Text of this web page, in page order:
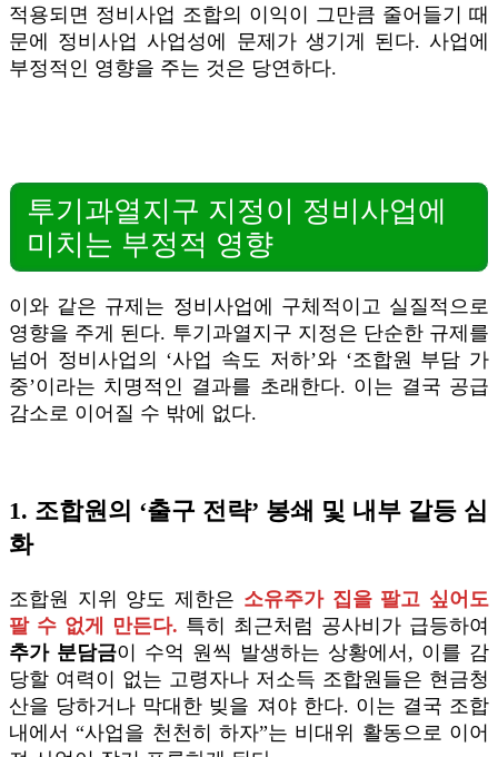
적용되면 정비사업 조합의 이익이 그만큼 줄어들기 때
문에 정비사업 사업성에 문제가 생기게 된다. 사업에
부정적인 영향을 주는 것은 당연하다.
투기과열지구 지정이 정비사업에
미치는 부정적 영향
이와 같은 규제는 정비사업에 구체적이고 실질적으로
영향을 주게 된다. 투기과열지구 지정은 단순한 규제를
넘어 정비사업의 ‘사업 속도 저하’와 ‘조합원 부담 가
중’이라는 치명적인 결과를 초래한다. 이는 결국 공급
감소로 이어질 수 밖에 없다.
1. 조합원의 ‘출구 전략’ 봉쇄 및 내부 갈등 심
화
조합원 지위 양도 제한은 소유주가 집을 팔고 싶어도
팔 수 없게 만든다. 특히 최근처럼 공사비가 급등하여
추가 분담금이 수억 원씩 발생하는 상황에서, 이를 감
당할 여력이 없는 고령자나 저소득 조합원들은 현금청
산을 당하거나 막대한 빚을 져야 한다. 이는 결국 조합
내에서 “사업을 천천히 하자”는 비대위 활동으로 이어